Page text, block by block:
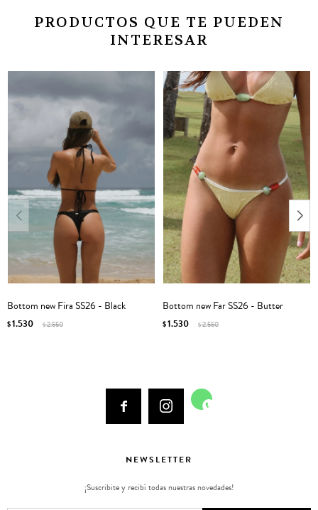
PRODUCTOS QUE TE PUEDEN
INTERESAR
Bottom new Fira SS26 - Black
$1.530 $2.550
Bottom new Far SS26 - Butter
$1.530 $2.550
  
NEWSLETTER
¡Suscribite y recibí todas nuestras novedades!